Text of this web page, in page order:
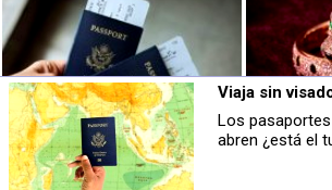
Recibe nuestro
Lo más destacado de
tu correo
Tu nombre
¿El tuyo está en la lista?
Top pasaportes que te dejan viajar sin
visado
Belleza
El diamante
Viaja sin
Los
abren ¿está el